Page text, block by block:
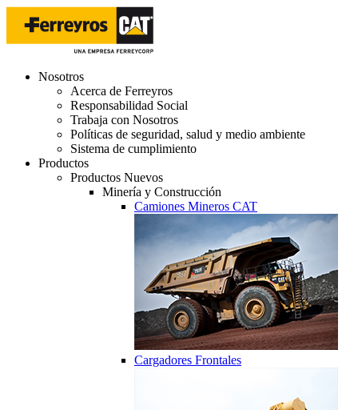
Nosotros
Acerca de Ferreyros
Responsabilidad Social
Trabaja con Nosotros
Políticas de seguridad, salud y medio ambiente
Sistema de cumplimiento
Productos
Productos Nuevos
Minería y Construcción
Camiones Mineros CAT
Cargadores Frontales